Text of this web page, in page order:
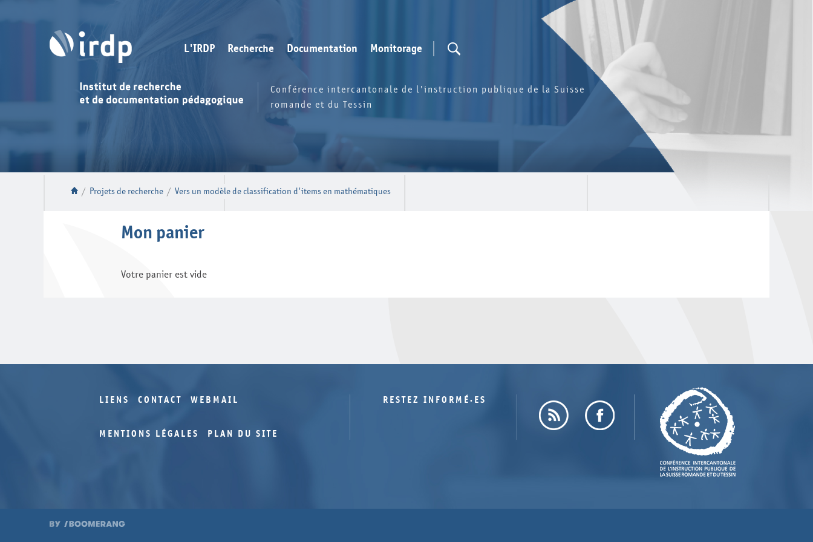
L'IRDP Recherche Documentation Monitorage
Conférence intercantonale de l'instruction publique de la Suisse
romande et du Tessin
/ Projets de recherche / Vers un modèle de classification d'items en mathématiques
Mon panier
Votre panier est vide
LIENS CONTACT WEBMAIL
MENTIONS LÉGALES PLAN DU SITE
RESTEZ INFORMÉ·ES